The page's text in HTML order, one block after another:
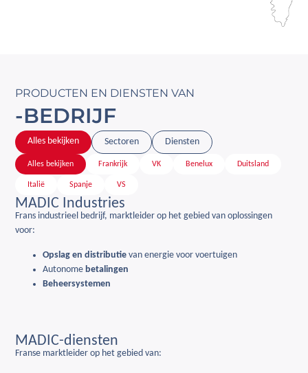
PRODUCTEN EN DIENSTEN VAN
-BEDRIJF
Alles bekijken Sectoren Diensten
Alles bekijken Frankrijk VK Benelux Duitsland
Italië Spanje VS
MADIC Industries
Frans industrieel bedrijf, marktleider op het gebied van oplossingen
voor:
Opslag en distributie van energie voor voertuigen
Autonome betalingen
Beheersystemen
MADIC-diensten
Franse marktleider op het gebied van: